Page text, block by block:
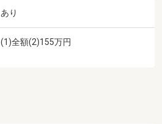
あり
(1)全額(2)155万円